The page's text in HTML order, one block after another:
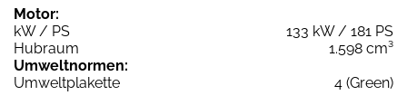
Motor:
kW / PS
133 kW / 181 PS
Hubraum
1.598 cm³
Umweltnormen:
Umweltplakette
4 (Green)